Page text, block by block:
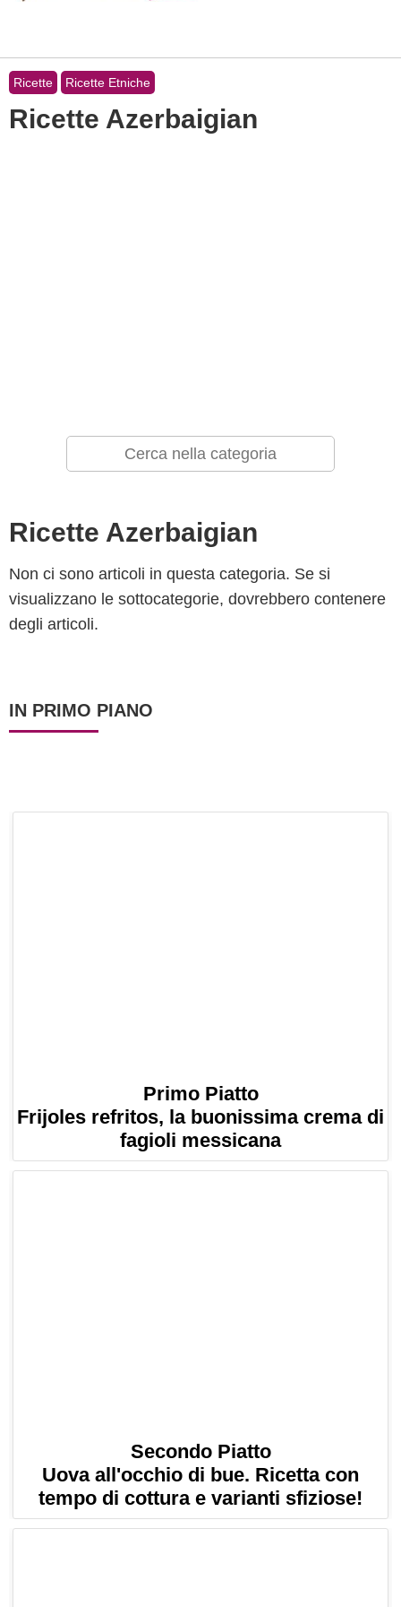
Ricette Ricette Etniche
Ricette Azerbaigian
Ricette Azerbaigian
Non ci sono articoli in questa categoria. Se si
visualizzano le sottocategorie, dovrebbero contenere
degli articoli.
IN PRIMO PIANO
Primo Piatto
Frijoles refritos, la buonissima crema di
fagioli messicana
Secondo Piatto
Uova all'occhio di bue. Ricetta con
tempo di cottura e varianti sfiziose!